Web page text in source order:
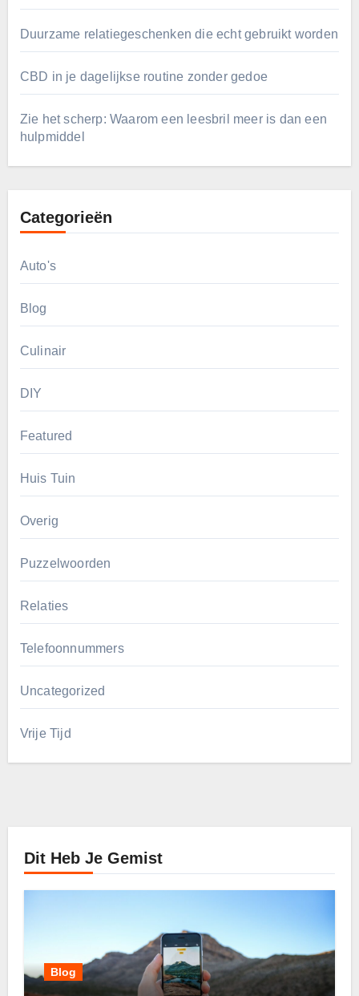
Duurzame relatiegeschenken die echt gebruikt worden
CBD in je dagelijkse routine zonder gedoe
Zie het scherp: Waarom een leesbril meer is dan een
hulpmiddel
Categorieën
Auto's
Blog
Culinair
DIY
Featured
Huis Tuin
Overig
Puzzelwoorden
Relaties
Telefoonnummers
Uncategorized
Vrije Tijd
Dit Heb Je Gemist
Blog